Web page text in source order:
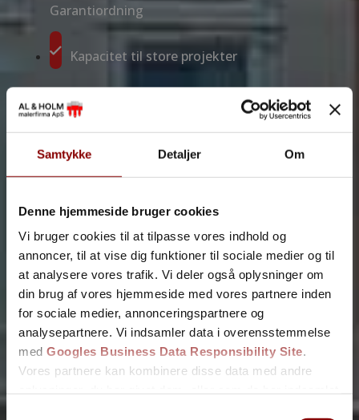
Samtykke Detaljer Om
Denne hjemmeside bruger cookies
Vi bruger cookies til at tilpasse vores indhold og
annoncer, til at vise dig funktioner til sociale medier og til
at analysere vores trafik. Vi deler også oplysninger om
din brug af vores hjemmeside med vores partnere inden
for sociale medier, annonceringspartnere og
analysepartnere. Vi indsamler data i overensstemmelse
med Googles Business Data Responsibility Site.
Vores partnere kan kombinere disse data med andre
Garantiordning
Kapacitet til store projekter
Klik her
44 84 99 44
Ring nu
Få et tilbud
Vi vender tilbage hurtigst muligt.